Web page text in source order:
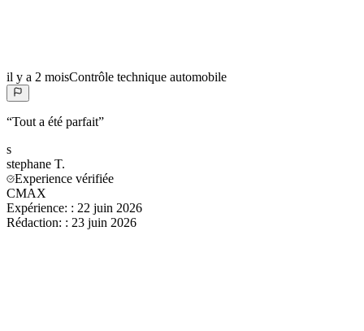
il y a 2 moisContrôle technique automobile
“Tout a été parfait”
s
stephane T.
Experience vérifiée
CMAX
Expérience: : 22 juin 2026
Rédaction: : 23 juin 2026